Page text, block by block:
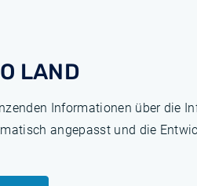
LAND
Informationen über die
angepasst und die